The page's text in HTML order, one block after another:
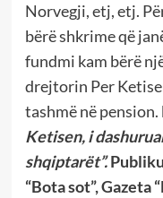
Norvegji, etj, etj.
bërë shkrime që
fundmi kam bërë
drejtorin Per
tashmë në pension.
Ketisen, i
shqiptarët”.
“Bota sot”, Gazeta